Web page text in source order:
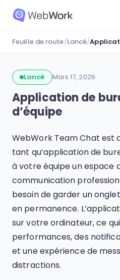
Feuille de route/Lancé/
Lancé Mars 17, 2026
Application de
d’équipe
WebWork Team Chat est
tant qu’application de
à votre équipe un espace
communication
besoin de garder un
en permanence.
sur votre ordinateur, ce
performances, des
et une expérience de
distractions.